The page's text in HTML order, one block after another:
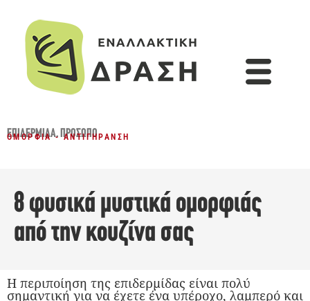
ΕΠΙΔΕΡΜΊΔΑ,ΠΡΌΣΩΠΟ
ΟΜΟΡΦΙΆ - ΑΝΤΙΓΉΡΑΝΣΗ
8 φυσικά μυστικά ομορφιάς
από την κουζίνα σας
Η περιποίηση της επιδερμίδας είναι πολύ
σημαντική για να έχετε ένα υπέροχο, λαμπερό και